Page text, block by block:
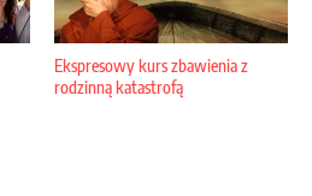
Ekspresowy kurs zbawienia z
rodzinną katastrofą